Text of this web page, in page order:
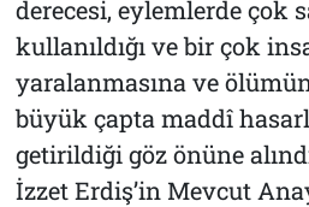
derecesi, eylemlerde çok
kullanıldığı ve bir çok
yaralanmasına ve
büyük çapta maddî
getirildiği göz önüne
İzzet Erdiş’in Mevcut